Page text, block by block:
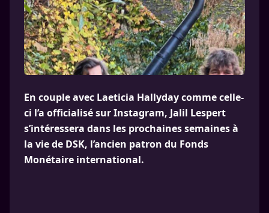
En couple avec Laeticia Hallyday comme celle-
ci l’a officialisé sur Instagram, Jalil Lespert
s’intéressera dans les prochaines semaines à
la vie de DSK, l’ancien patron du Fonds
Monétaire international.